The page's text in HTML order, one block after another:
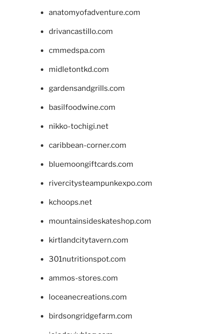
anatomyofadventure.com
drivancastillo.com
cmmedspa.com
midletontkd.com
gardensandgrills.com
basilfoodwine.com
nikko-tochigi.net
caribbean-corner.com
bluemoongiftcards.com
rivercitysteampunkexpo.com
kchoops.net
mountainsideskateshop.com
kirtlandcitytavern.com
301nutritionspot.com
ammos-stores.com
loceanecreations.com
birdsongridgefarm.com